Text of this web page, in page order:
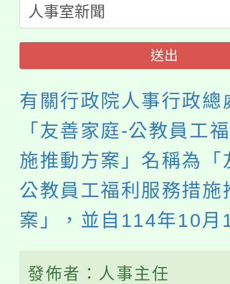
程
送出
有關行政院人事行政總
「友善家庭-公教員工
施推動方案」名稱為「
公教員工福利服務措施
案」，並自114年10月
發佈者：人事主任